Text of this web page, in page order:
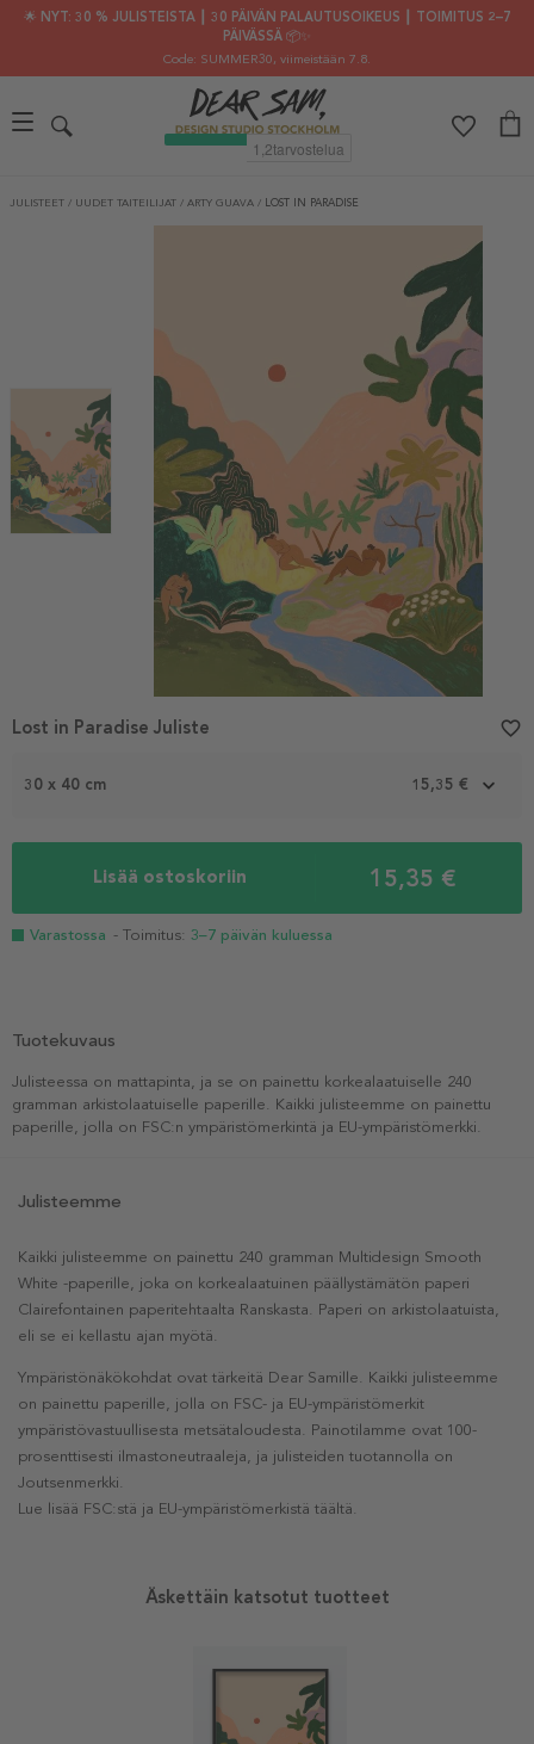
🌟 NYT: 30 % JULISTEISTA ┃ 30 PÄIVÄN PALAUTUSOIKEUS ┃ TOIMITUS 2–7
PÄIVÄSSÄ 📦✨
Code: SUMMER30, viimeistään 7.8.
JULISTEET / UUDET TAITEILIJAT / ARTY GUAVA / LOST IN PARADISE
30 x 40 cm 15,35 €
Lisää ostoskoriin 15,35 €
Varastossa - Toimitus: 3–7 päivän kuluessa
Lost in Paradise Juliste favorite_border
Tuotekuvaus
Julisteessa on mattapinta, ja se on painettu korkealaatuiselle 240
gramman arkistolaatuiselle paperille. Kaikki julisteemme on painettu
paperille, jolla on FSC:n ympäristömerkintä ja EU-ympäristömerkki.
Julisteemme
Kaikki julisteemme on painettu 240 gramman Multidesign Smooth
White -paperille, joka on korkealaatuinen päällystämätön paperi
Clairefontainen paperitehtaalta Ranskasta. Paperi on arkistolaatuista,
eli se ei kellastu ajan myötä.
Ympäristönäkökohdat ovat tärkeitä Dear Samille. Kaikki julisteemme
on painettu paperille, jolla on FSC- ja EU-ympäristömerkit
ympäristövastuullisesta metsätaloudesta. Painotilamme ovat 100-
prosenttisesti ilmastoneutraaleja, ja julisteiden tuotannolla on
Joutsenmerkki.
Lue lisää FSC:stä ja EU-ympäristömerkistä täältä.
Äskettäin katsotut tuotteet